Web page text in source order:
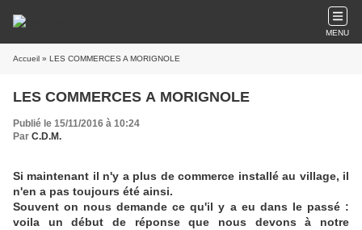
MENU
Accueil » LES COMMERCES A MORIGNOLE
LES COMMERCES A MORIGNOLE
Publié le 15/11/2016 à 10:24
Par C.D.M.
Si maintenant il n'y a plus de commerce installé au village, il
n'en a pas toujours été ainsi.
Souvent on nous demande ce qu'il y a eu dans le passé :
voila un début de réponse que nous devons à notre